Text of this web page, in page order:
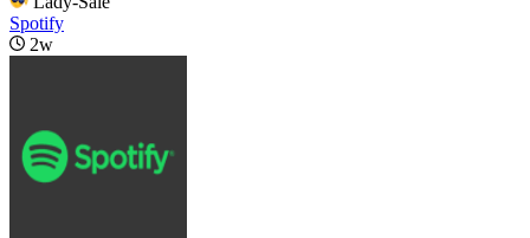
Spotify
2w